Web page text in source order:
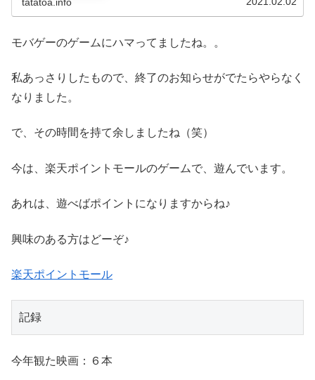
モバゲーのゲームにハマってましたね。。
私あっさりしたもので、終了のお知らせがでたらやらなく
なりました。
で、その時間を持て余しましたね（笑）
今は、楽天ポイントモールのゲームで、遊んでいます。
あれは、遊べばポイントになりますからね♪
興味のある方はどーぞ♪
楽天ポイントモール
記録
今年観た映画：６本